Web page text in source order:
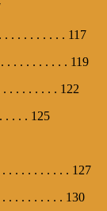
. . . . . . . . . 117
. . . . . . . . . . 119
. . . . . . . . . 122
. . . . 125
. . . . . . . . . . 127
. . . . . . . . . 130